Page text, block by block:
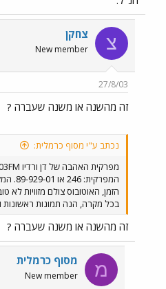
צ צחקן
New member
27/8/03
זה מהשנה או משנה שעברה ?
נכתב ע"י מסוף כרמלית:
מפרקית האהבה של דן ורדיו 103FM
הזמן, האוטובוס צולם מזוויות
בכל מקרה, הנה תמונות ראשונות
זה מהשנה או משנה שעברה ?
מ מסוף כרמלית
New member